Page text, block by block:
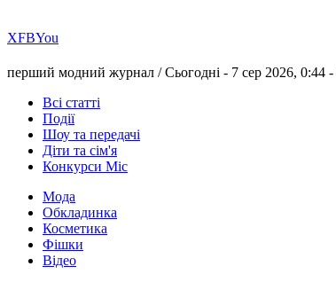
ХFBYou
перший модний журнал /Сьогодні - 7 сер 2026, 0:44 -
Всі статті
Події
Шоу та передачі
Діти та сім'я
Конкурси Міс
Мода
Обкладинка
Косметика
Фішки
Відео